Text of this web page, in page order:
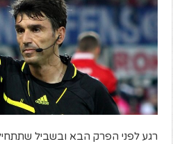
רגע לפני הפרק הבא ובשביל